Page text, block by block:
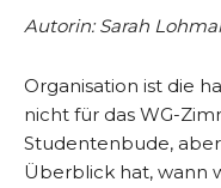
Autorin: Sarah
Organisation ist die
nicht für das WG-
Studentenbude,
Überblick hat, wann